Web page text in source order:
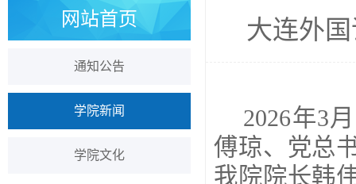
网站首页
通知公告
学院新闻
学院文化
大连外
2026年3
傅琼、党总
我院院长韩